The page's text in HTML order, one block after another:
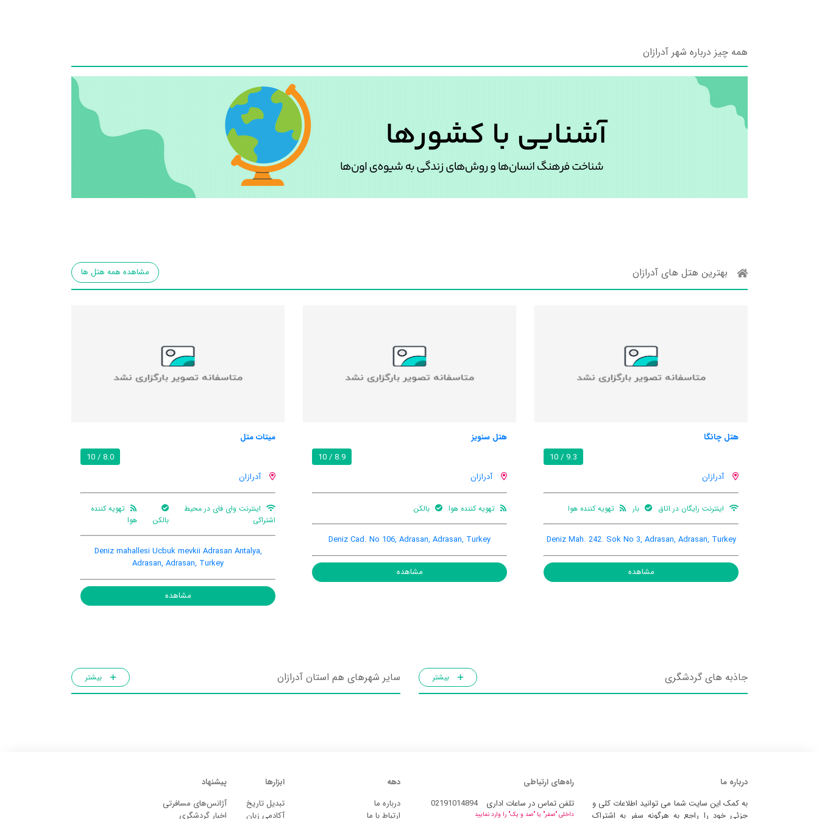
همه چیز درباره شهر آدرازان
بهترین هتل های آدرازان مشاهده همه هتل ها
هتل چانگا
9.3 / 10
آدرازان
اینترنت رایگان در اتاق بار تهویه کننده هوا
Deniz Mah. 242. Sok No 3, Adrasan, Adrasan, Turkey
مشاهده
هتل سنویز
8.9 / 10
آدرازان
تهویه کننده هوا بالکن
Deniz Cad. No 106, Adrasan, Adrasan, Turkey
مشاهده
میتات متل
8.0 / 10
آدرازان
اینترنت وای فای در محیط
اشتراکی
بالکن
تهویه کننده
هوا
Deniz mahallesi Ucbuk mevkii Adrasan Antalya,
Adrasan, Adrasan, Turkey
مشاهده
جاذبه های گردشگری بیشتر سایر شهرهای هم استان آدرازان بیشتر
درباره ما
به کمک این سایت شما می توانید اطلاعات کلی و
جزئی خود را راجع به هرگونه سفر به اشتراک
راه‌های ارتباطی
تلفن تماس در ساعات اداری
02191014894
داخلی "صفر" یا "صد و یک" را وارد نمایید
دهه
درباره ما
ارتباط با ما
ابزارها
تبدیل تاریخ
آکادمی زبان
پیشنهاد
آژانس‌های مسافرتی
اخبار گردشگری